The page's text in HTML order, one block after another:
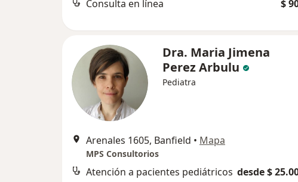
Consulta en línea $
Dra. Maria Jimena
Perez Arbulu
Pediatra
Arenales 1605, Banfield • Mapa
MPS Consultorios
Atención a pacientes pediátricos desde $